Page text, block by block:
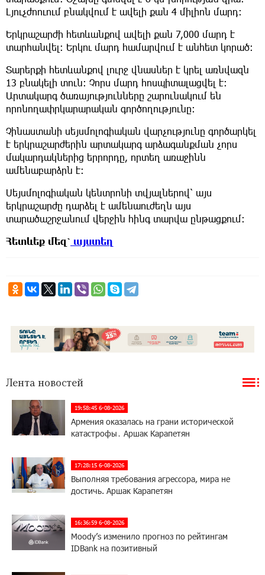
Լյուչժոուում բնակվում է ավելի քան 4 միլիոն մարդ։
Երկրաշարժի հետևանքով ավելի քան 7,000 մարդ է
տարհանվել։ Երկու մարդ համարվում է անհետ կորած։
Տարերքի հետևանքով լուրջ վնասներ է կրել առնվազն
13 բնակելի տուն։ Չորս մարդ հոսպիտալացվել է։
Արտակարգ ծառայությունները շարունակում են
որոնողափրկարարական գործողությունը։
Չինաստանի սեյսմոլոգիական վարչությունը գործարկել
է երկրաշարժերին արտակարգ արձագանքման չորս
մակարդակներից երրորդը, որտեղ առաջինն
ամենաբարձրն է։
Սեյսմոլոգիական կենտրոնի տվյալներով՝ այս
երկրաշարժը դարձել է ամենաուժեղն այս
տարածաշրջանում վերջին հինգ տարվա ընթացքում։
Հետևեք մեզ՝ այստեղ
Лента новостей
19:58:45 6-08-2026
Армения оказалась на грани исторической
катастрофы․ Аршак Карапетян
17:28:15 6-08-2026
Выполняя требования агрессора, мира не
достичь. Аршак Карапетян
16:36:59 6-08-2026
Moody’s изменило прогноз по рейтингам
IDBank на позитивный